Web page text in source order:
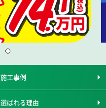
施工事例
選ばれる理由